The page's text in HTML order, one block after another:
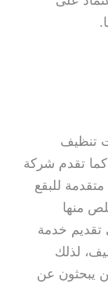
تنظيف
تقدم شركة
للبقع
منها
تقديم خدمة
لذلك
يبحثون عن